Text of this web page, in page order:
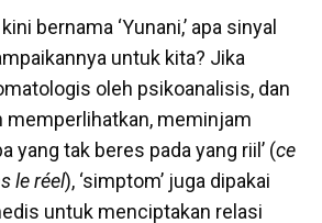
bernama ‘Yunani,’ apa sinyal
untuk kita? Jika
oleh psikoanalisis, dan
memperlihatkan, meminjam
yang tak beres pada yang riil’ (ce
le réel), ‘simptom’ juga dipakai
untuk menciptakan relasi